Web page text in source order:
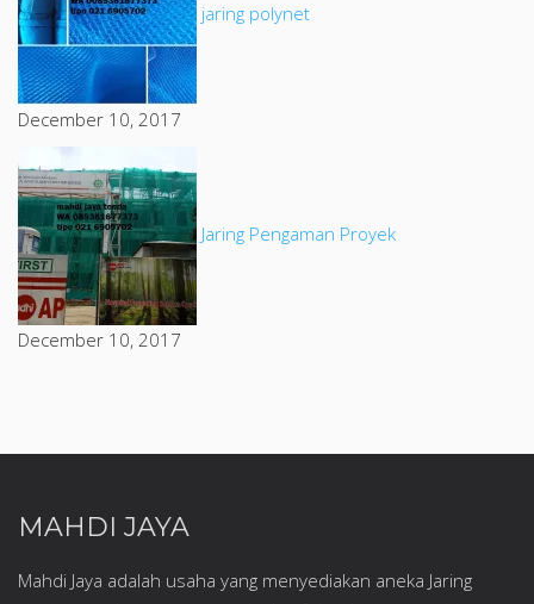
jaring polynet
December 10, 2017
Jaring Pengaman Proyek
December 10, 2017
MAHDI JAYA
Mahdi Jaya adalah usaha yang menyediakan aneka Jaring